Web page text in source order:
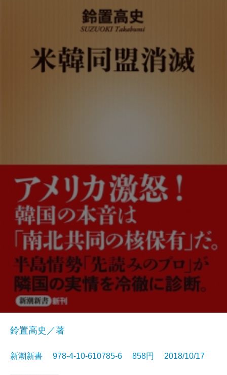
鈴置高史／著
新潮新書 978-4-10-610785-6 858円 2018/10/17